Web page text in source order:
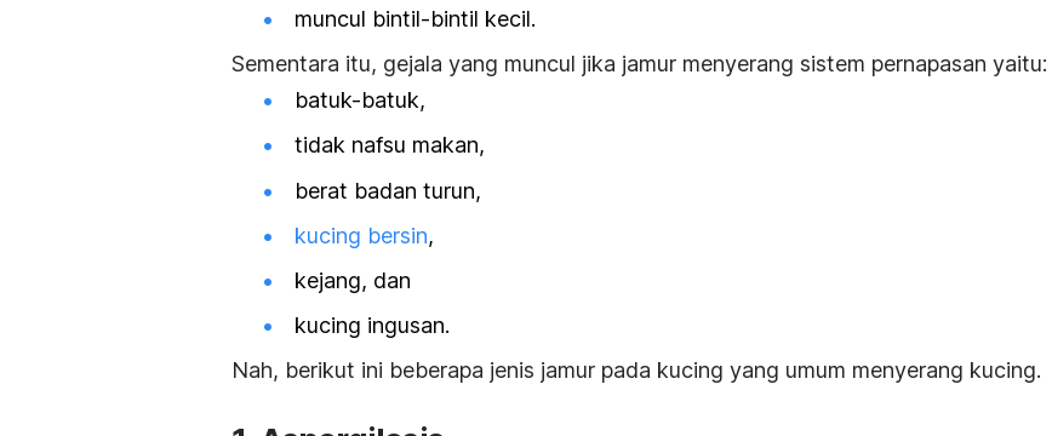
muncul bintil-bintil kecil.
Sementara itu, gejala yang muncul jika jamur menyerang sistem pernapasan yaitu:
batuk-batuk,
tidak nafsu makan,
berat badan turun,
kucing bersin,
kejang, dan
kucing ingusan.
Nah, berikut ini beberapa jenis jamur pada kucing yang umum menyerang kucing.